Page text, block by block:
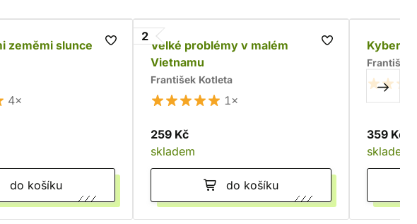
zeměmi slunce
4×
do košíku
2
Velké problémy v malém
Vietnamu
František Kotleta
1×
259 Kč
skladem
do košíku
František
359 Kč
skladem